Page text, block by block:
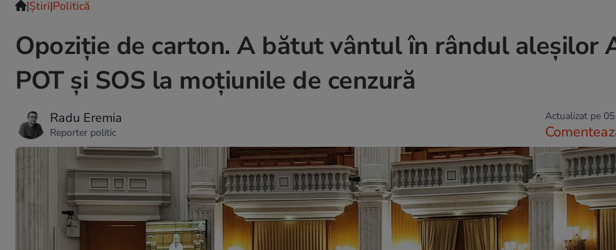
|Ştiri|Politică
Opoziție de carton. A bătut vântul în rândul aleșilor
POT și SOS la moțiunile de cenzură
Radu Eremia
Reporter politic
Actualizat pe